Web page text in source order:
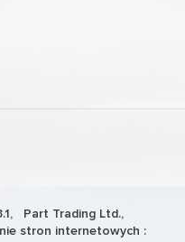
Part Trading Ltd.,
stron internetowych :